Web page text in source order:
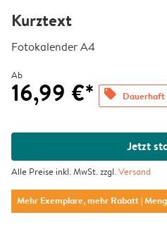
Kurztext
Fotokalender A4
Ab
16,99 €* offers Dauerhaft
Jetzt
Alle Preise inkl. MwSt. zzgl.Versand
Mehr Exemplare, mehr Rabatt|